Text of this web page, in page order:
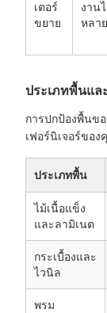
เตอร์
ขยาย
งาน
หลาย
ประเภทพื้นแล
การปกป้องพื้นข
เฟอร์นิเจอร์ขอ
ประเภทพื้น
ไม้เนื้อแข็ง
และลามิเนต
กระเบื้องและ
ไวนิล
พรม